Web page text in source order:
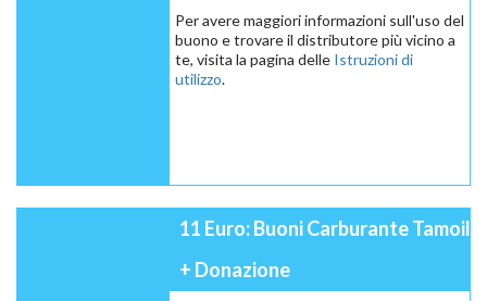
Per avere maggiori informazioni sull'uso del
buono e trovare il distributore più vicino a
te, visita la pagina delle Istruzioni di
utilizzo.
11 Euro: Buoni Carburante Tamoil
+ Donazione